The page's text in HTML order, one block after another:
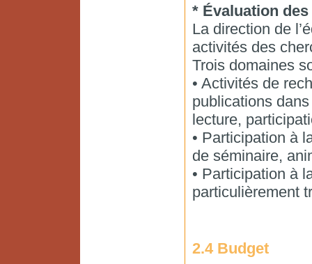
* Évaluation
La direction de
activités des
Trois domaines
• Activités de
publications
lecture,
• Participation à
de séminaire,
• Participation à
particulièrement
2.4 Budget